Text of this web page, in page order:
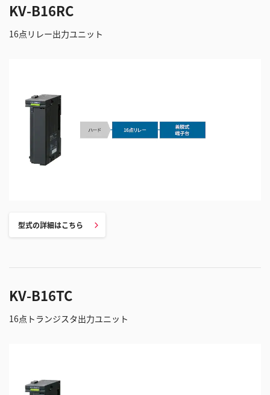
KV-B16RC
16点リレー出力ユニット
型式の詳細はこちら
KV-B16TC
16点トランジスタ出力ユニット